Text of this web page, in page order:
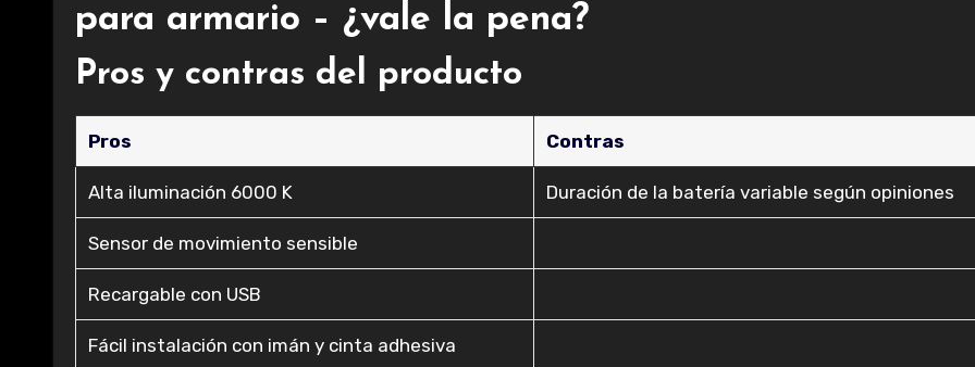
para armario – ¿vale la pena?
Pros y contras del producto
Pros Contras
Alta iluminación 6000 K Duración de la batería variable según opiniones
Sensor de movimiento sensible
Recargable con USB
Fácil instalación con imán y cinta adhesiva